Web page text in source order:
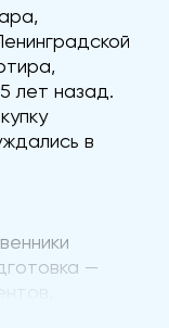
лет назад.
в
—